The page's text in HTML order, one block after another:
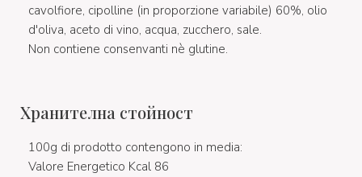
cavolfiore, cipolline (in proporzione variabile) 60%, olio
d'oliva, aceto di vino, acqua, zucchero, sale.
Non contiene consenvanti nè glutine.
Хранителна стойност
100g di prodotto contengono in media:
Valore Energetico Kcal 86